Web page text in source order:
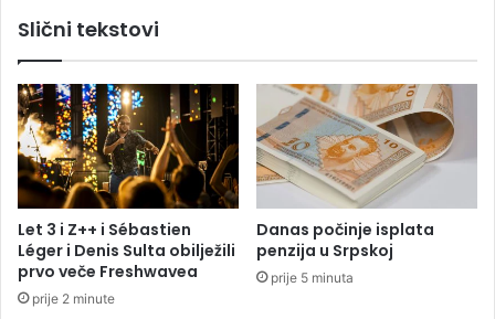
E
d
c
i
i
s
t
d
e
n
t
Slični tekstovi
Let 3 i Z++ i Sébastien
Léger i Denis Sulta obilježili
prvo veče Freshwavea
prije 2 minute
Danas počinje isplata
penzija u Srpskoj
prije 5 minuta